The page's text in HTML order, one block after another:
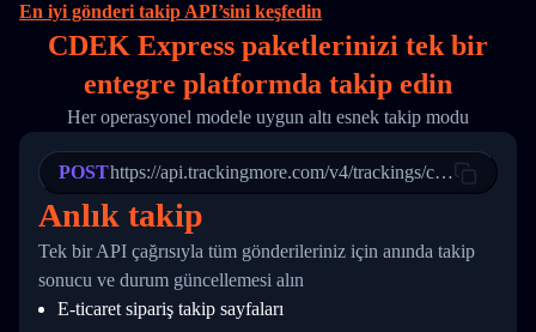
16
17
19
20
21
22
23
24
25
27
28
29
        "itemTimeLength": 2,
        "weblink": "",
        "phone": null,
        "trackinfo": [
          {
            "Date": "2017-03-08 04: 22: 00",
"StatusDescription": "Departed
"Details": "Departed Facility
          },
          {
            "Date": "2017-03-06 15:28:00",
"StatusDescription": "Shipment
"Details": "BEIJING-
          }
        ]
En iyi gönderi takip API’sini keşfedin
CDEK Express paketlerinizi tek bir
entegre platformda takip edin
Her operasyonel modele uygun altı esnek takip modu
POSThttps://api.trackingmore.com/v4/trackings/create
Anlık takip
Tek bir API çağrısıyla tüm gönderileriniz için anında takip
sonucu ve durum güncellemesi alın
E-ticaret sipariş takip sayfaları